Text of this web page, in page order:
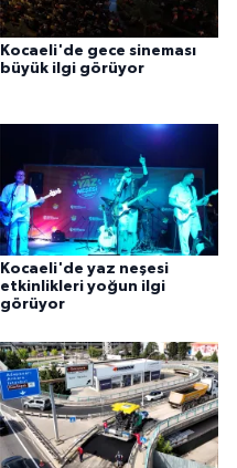
Kocaeli'de gece sineması
büyük ilgi görüyor
Kocaeli'de yaz neşesi
etkinlikleri yoğun ilgi
görüyor